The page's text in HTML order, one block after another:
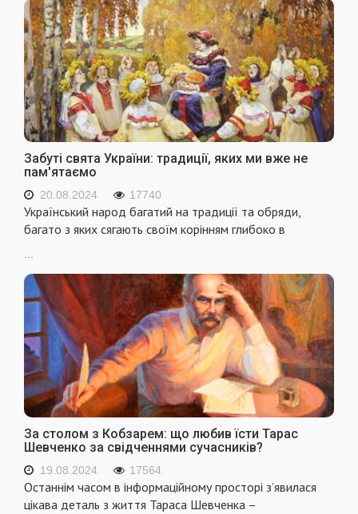
Забуті свята України: традиції, яких ми вже не
пам'ятаємо
20.08.2024 17740
Український народ багатий на традиції та обряди,
багато з яких сягають своїм корінням глибоко в
За столом з Кобзарем: що любив їсти Тарас
Шевченко за свідченнями сучасників?
19.08.2024 17564
Останнім часом в інформаційному просторі з’явилася
цікава деталь з життя Тараса Шевченка –